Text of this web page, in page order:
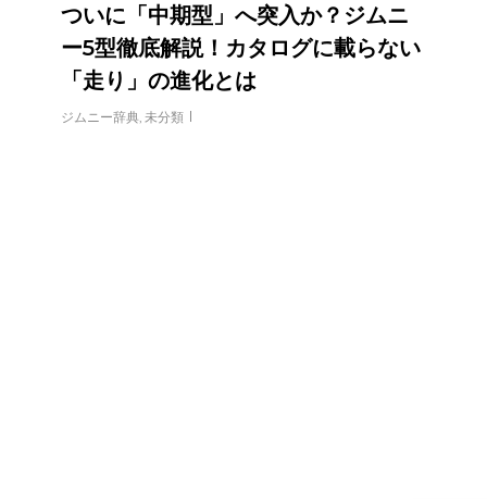
ついに「中期型」へ突入か？ジムニ
ー5型徹底解説！カタログに載らない
「走り」の進化とは
ジムニー辞典 ,未分類